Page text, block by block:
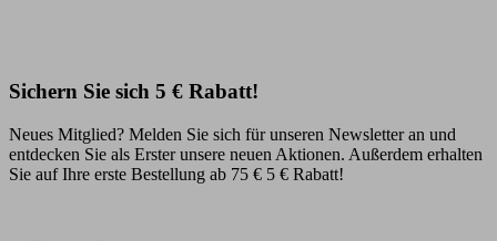
Sichern Sie sich 5 € Rabatt!
Neues Mitglied? Melden Sie sich für unseren Newsletter an und
entdecken Sie als Erster unsere neuen Aktionen. Außerdem erhalten
Sie auf Ihre erste Bestellung ab 75 € 5 € Rabatt!